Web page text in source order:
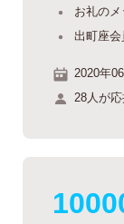
お礼の
出町座会
2020年
28人が応